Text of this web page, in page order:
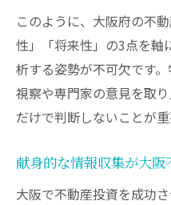
のコツ
大阪で選ばれる
解説
投資用マンショ
比較
は
新築マンション
このように、大阪府の不
性」「将来性」の3点を軸
析する姿勢が不可欠です
視察や専門家の意見を取
だけで判断しないことが重
献身的な情報収集が大
大阪で不動産投資を成功